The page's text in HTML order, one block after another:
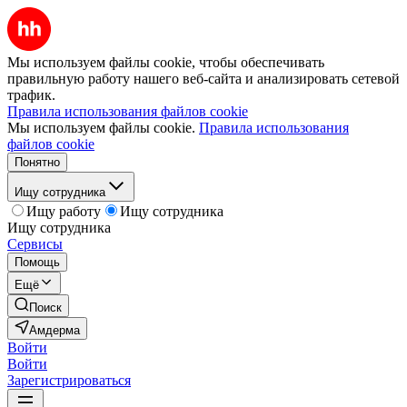
Мы используем файлы cookie, чтобы обеспечивать
правильную работу нашего веб-сайта и анализировать сетевой
трафик.
Правила использования файлов cookie
Мы используем файлы cookie. Правила использования
файлов cookie
Понятно
Ищу сотрудника
Ищу работу
Ищу сотрудника
Ищу сотрудника
Сервисы
Помощь
Ещё
Поиск
Амдерма
Войти
Войти
Зарегистрироваться